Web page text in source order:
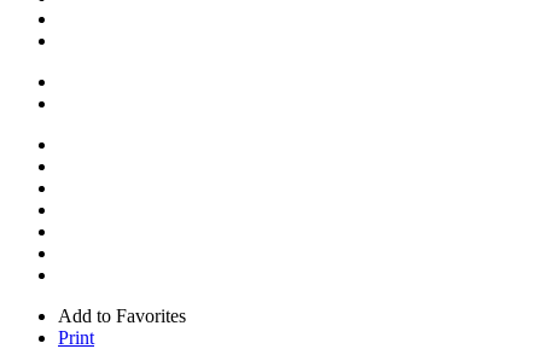
Add to Favorites
Print